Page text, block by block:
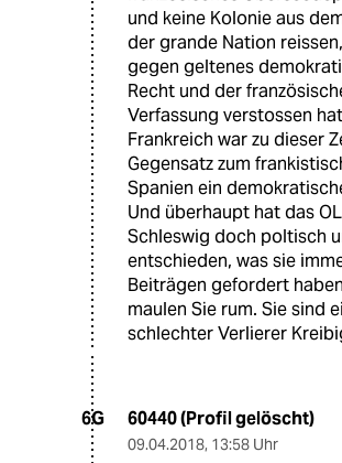
und keine Kolonie aus
der grande Nation
gegen geltenes
Recht und der
Verfassung verstossen
Frankreich war zu dieser
Gegensatz zum
Spanien ein
Und überhaupt hat das
Schleswig doch poltisch
entschieden, was sie
Beiträgen gefordert
maulen Sie rum. Sie sind
schlechter Verlierer
6G 60440 (Profil gelöscht)
09.04.2018, 13:58 Uhr